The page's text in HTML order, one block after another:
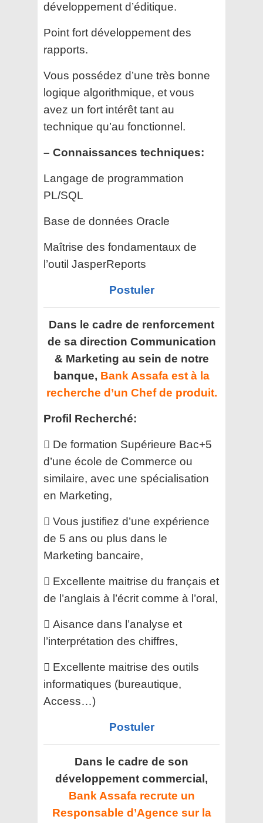
développement d’éditique.
Point fort développement des
rapports.
Vous possédez d’une très bonne
logique algorithmique, et vous
avez un fort intérêt tant au
technique qu’au fonctionnel.
– Connaissances techniques:
Langage de programmation
PL/SQL
Base de données Oracle
Maîtrise des fondamentaux de
l’outil JasperReports
Postuler
Dans le cadre de renforcement
de sa direction Communication
& Marketing au sein de notre
banque, Bank Assafa est à la
recherche d’un Chef de produit.
Profil Recherché:
 De formation Supérieure Bac+5
d’une école de Commerce ou
similaire, avec une spécialisation
en Marketing,
 Vous justifiez d’une expérience
de 5 ans ou plus dans le
Marketing bancaire,
 Excellente maitrise du français et
de l’anglais à l’écrit comme à l’oral,
 Aisance dans l’analyse et
l’interprétation des chiffres,
 Excellente maitrise des outils
informatiques (bureautique,
Access…)
Postuler
Dans le cadre de son
développement commercial,
Bank Assafa recrute un
Responsable d’Agence sur la